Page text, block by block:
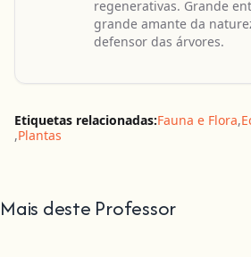
regenerativas. Grande
grande amante da
defensor das árvores.
Etiquetas relacionadas:Fauna e Flora,
,Plantas
Mais deste Professor